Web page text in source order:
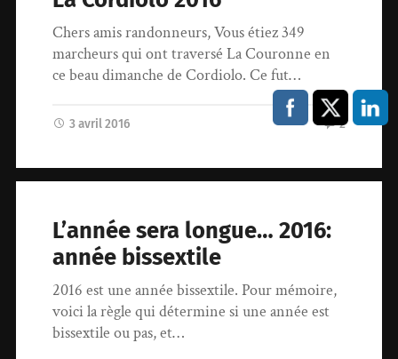
Chers amis randonneurs, Vous étiez 349
marcheurs qui ont traversé La Couronne en
ce beau dimanche de Cordiolo. Ce fut…
3 avril 2016 2
L’année sera longue… 2016:
année bissextile
2016 est une année bissextile. Pour mémoire,
voici la règle qui détermine si une année est
bissextile ou pas, et…